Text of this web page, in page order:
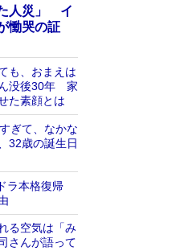
人災」 イ
慟哭の証
も、おまえは
没後30年 家
た素顔とは
ぎて、なかな
32歳の誕生日
ラ本格復帰
る空気は「み
さんが語って